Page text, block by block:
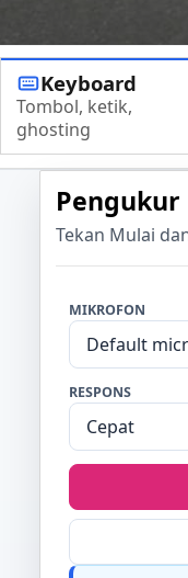
Keyboard
Tombol, ketik,
ghosting
Pengukur
Tekan Mulai
MIKROFON
RESPONS